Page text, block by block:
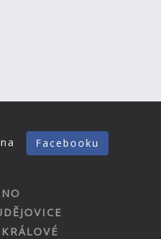
Facebooku